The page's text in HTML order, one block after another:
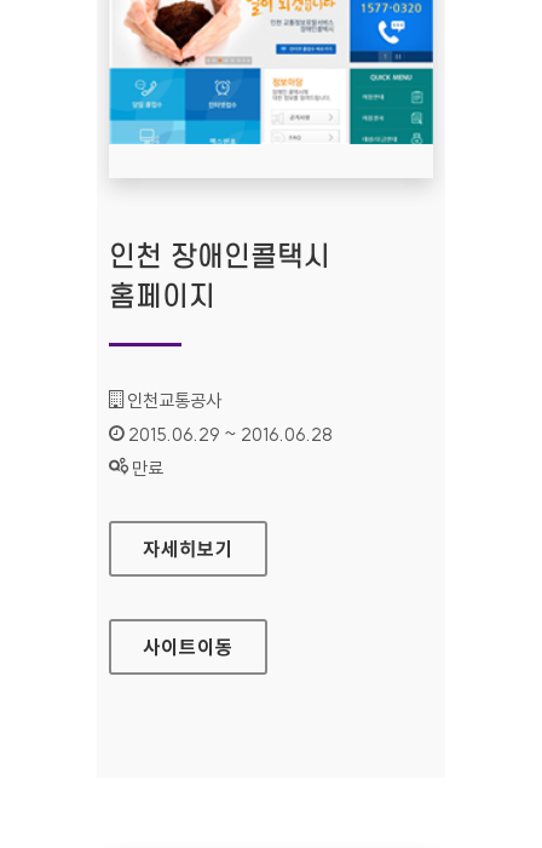
인천 장애인콜택시
홈페이지
기관명 :
인천교통공사
인증기간 :
2015.06.29 ~ 2016.06.28
상태 :
만료
인천 장애인콜택시 홈페이지
자세히보기
사이트이동